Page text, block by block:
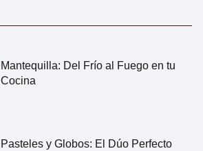
Mantequilla: Del Frío al Fuego en tu
Cocina
Pasteles y Globos: El Dúo Perfecto